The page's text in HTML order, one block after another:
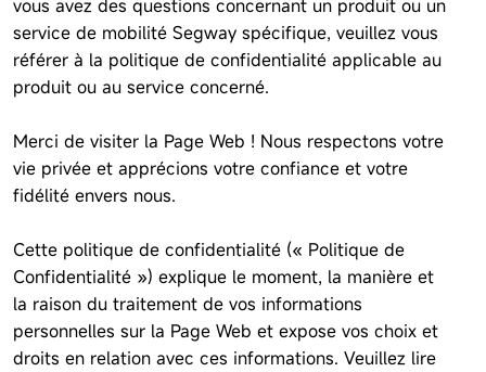
vous avez des questions concernant un produit ou un
service de mobilité Segway spécifique, veuillez vous
référer à la politique de confidentialité applicable au
produit ou au service concerné.
Merci de visiter la Page Web ! Nous respectons votre
vie privée et apprécions votre confiance et votre
fidélité envers nous.
Cette politique de confidentialité (« Politique de
Confidentialité ») explique le moment, la manière et
la raison du traitement de vos informations
personnelles sur la Page Web et expose vos choix et
droits en relation avec ces informations. Veuillez lire